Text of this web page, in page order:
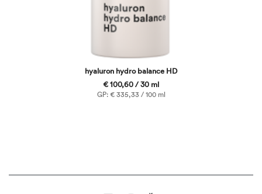
hyaluron hydro balance HD
€ 100,60 / 30 ml
GP: € 335,33 / 100 ml